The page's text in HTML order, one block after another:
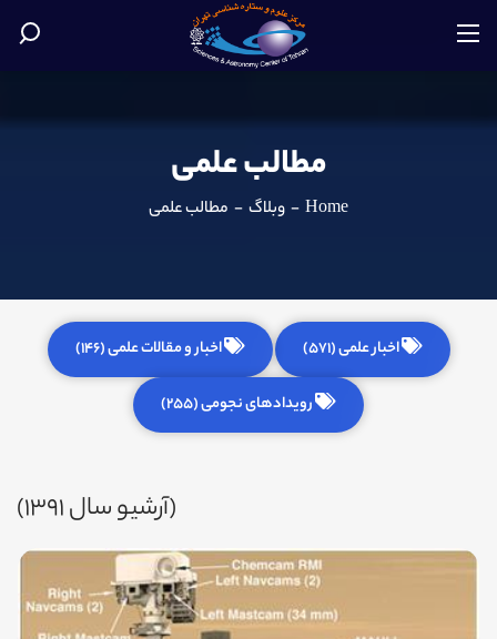
مطالب علمی
Home
- وبلاگ - مطالب علمی
اخبار علمی (571) اخبار و مقالات علمی (146)
رویدادهای نجومی (255)
(آرشیو سال 1391)